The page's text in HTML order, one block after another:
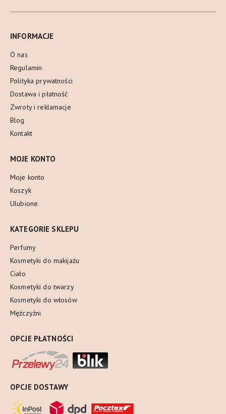
INFORMACJE
O nas
Regulamin
Polityka prywatności
Dostawa i płatność
Zwroty i reklamacje
Blog
Kontakt
MOJE KONTO
Moje konto
Koszyk
Ulubione
KATEGORIE SKLEPU
Perfumy
Kosmetyki do makijażu
Ciało
Kosmetyki do twarzy
Kosmetyki do włosów
Mężczyźni
OPCJE PŁATNOŚCI
OPCJE DOSTAWY